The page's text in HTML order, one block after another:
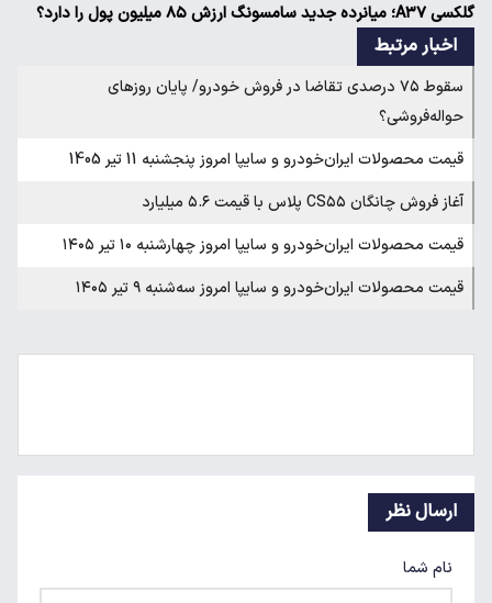
گلکسی A۳۷؛ میانرده جدید سامسونگ ارزش ۸۵ میلیون پول را دارد؟
اخبار مرتبط
سقوط ۷۵ درصدی تقاضا در فروش خودرو/ پایان روزهای
حواله‌فروشی؟
قیمت محصولات ایران‌خودرو و سایپا امروز پنجشنبه 11 تیر 1405
آغاز فروش چانگان CS۵۵ پلاس با قیمت ۵.۶ میلیارد
قیمت محصولات ایران‌خودرو و سایپا امروز چهارشنبه ۱۰ تیر ۱۴۰۵
قیمت محصولات ایران‌خودرو و سایپا امروز سه‌شنبه ۹ تیر ۱۴۰۵
ارسال نظر
نام شما